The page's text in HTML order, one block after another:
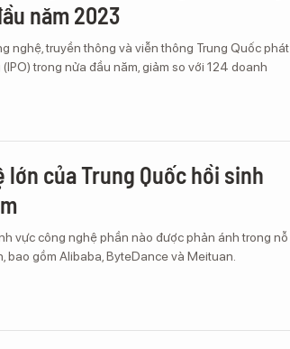
năm 2023
nghệ, truyền thông và viễn thông Trung Quốc phát
trong nửa đầu năm, giảm so với 124 doanh
của Trung Quốc hồi sinh
vực công nghệ phần nào được phản ánh trong nỗ
bao gồm Alibaba, ByteDance và Meituan.